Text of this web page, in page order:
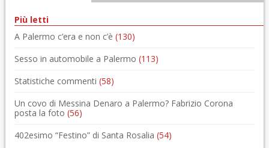
Più letti
A Palermo c’era e non c’è (130)
Sesso in automobile a Palermo (113)
Statistiche commenti (58)
Un covo di Messina Denaro a Palermo? Fabrizio Corona
posta la foto (56)
402esimo “Festino” di Santa Rosalia (54)